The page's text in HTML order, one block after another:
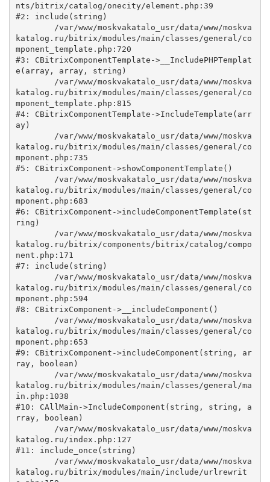
nts/bitrix/catalog/onecity/element.php:39
#2: include(string)
katalog.ru/bitrix/modules/main/classes/general/co
mponent_template.php:720
#3: CBitrixComponentTemplate->__IncludePHPTemplat
e(array, array, string)
katalog.ru/bitrix/modules/main/classes/general/co
mponent_template.php:815
#4: CBitrixComponentTemplate->IncludeTemplate(arr
ay)
katalog.ru/bitrix/modules/main/classes/general/co
mponent.php:735
#5: CBitrixComponent->showComponentTemplate()
katalog.ru/bitrix/modules/main/classes/general/co
mponent.php:683
#6: CBitrixComponent->includeComponentTemplate(st
ring)
katalog.ru/bitrix/components/bitrix/catalog/compo
nent.php:171
#7: include(string)
katalog.ru/bitrix/modules/main/classes/general/co
mponent.php:594
#8: CBitrixComponent->__includeComponent()
katalog.ru/bitrix/modules/main/classes/general/co
mponent.php:653
#9: CBitrixComponent->includeComponent(string, ar
ray, boolean)
katalog.ru/bitrix/modules/main/classes/general/ma
in.php:1038
#10: CAllMain->IncludeComponent(string, string, a
rray, boolean)
katalog.ru/index.php:127
#11: include_once(string)
katalog.ru/bitrix/modules/main/include/urlrewrit